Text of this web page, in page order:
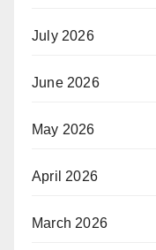
July 2026
June 2026
May 2026
April 2026
March 2026